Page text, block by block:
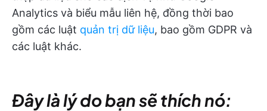
Analytics và biểu mẫu liên hệ, đồng thời bao
gồm các luật quản trị dữ liệu, bao gồm GDPR và
các luật khác.
Đây là lý do bạn sẽ thích nó: